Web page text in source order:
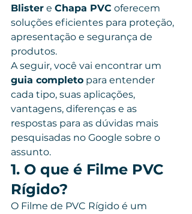
Blister e Chapa PVC oferecem
soluções eficientes para proteção,
apresentação e segurança de
produtos.
A seguir, você vai encontrar um
guia completo para entender
cada tipo, suas aplicações,
vantagens, diferenças e as
respostas para as dúvidas mais
pesquisadas no Google sobre o
assunto.
1. O que é Filme PVC
Rígido?
O Filme de PVC Rígido é um